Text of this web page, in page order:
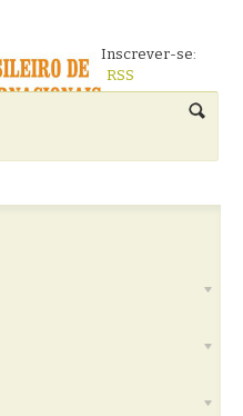
Inscrever-se:
RSS